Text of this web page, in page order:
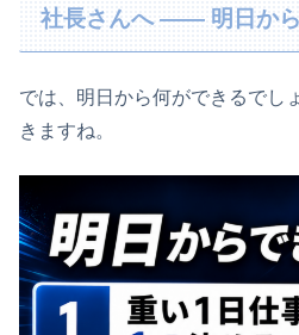
社長さんへ ―― 明日か
では、明日から何ができるでし
きますね。